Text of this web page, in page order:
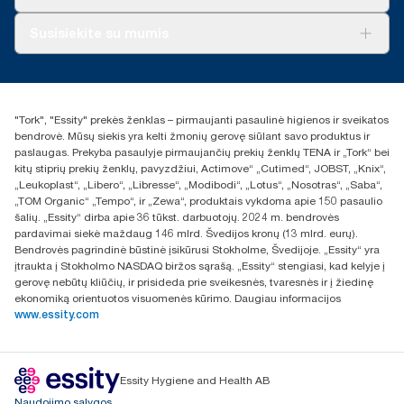
+370 5 268 3455
UAB Essity Lithuania
Naugarduko g. 98
LT-03160 Vilnius, Lietuva
"Tork", "Essity" prekės ženklas – pirmaujanti pasaulinė higienos ir sveikatos
bendrovė. Mūsų siekis yra kelti žmonių gerovę siūlant savo produktus ir
paslaugas. Prekyba pasaulyje pirmaujančių prekių ženklų TENA ir „Tork“ bei
kitų stiprių prekių ženklų, pavyzdžiui, Actimove“ „Cutimed“, JOBST, „Knix“,
„Leukoplast“, „Libero“, „Libresse“, „Modibodi“, „Lotus“, „Nosotras“, „Saba“,
„TOM Organic“ „Tempo“, ir „Zewa“, produktais vykdoma apie 150 pasaulio
šalių. „Essity“ dirba apie 36 tūkst. darbuotojų. 2024 m. bendrovės
pardavimai siekė maždaug 146 mlrd. Švedijos kronų (13 mlrd. eurų).
Bendrovės pagrindinė būstinė įsikūrusi Stokholme, Švedijoje. „Essity“ yra
įtraukta į Stokholmo NASDAQ biržos sąrašą. „Essity“ stengiasi, kad kelyje į
gerovę nebūtų kliūčių, ir prisideda prie sveikesnės, tvaresnės ir į žiedinę
ekonomiką orientuotos visuomenės kūrimo. Daugiau informacijos
www.essity.com
Essity Hygiene and Health AB